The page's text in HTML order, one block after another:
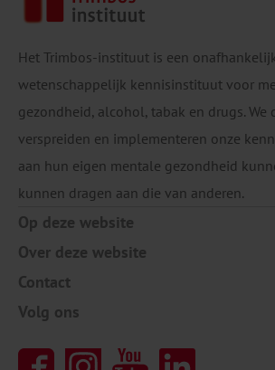
Het Trimbos-instituut is een
wetenschappelijk kennisinstituut voor
gezondheid, alcohol, tabak en drugs. We
verspreiden en implementeren onze
aan hun eigen mentale gezondheid
kunnen dragen aan die van anderen.
Op deze website
Over deze website
Contact
Volg ons